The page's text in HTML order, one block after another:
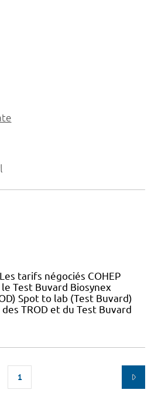
Les tarifs négociés COHEP
Test Buvard Biosynex
Spot to lab (Test Buvard)
TROD et du Test Buvard
1